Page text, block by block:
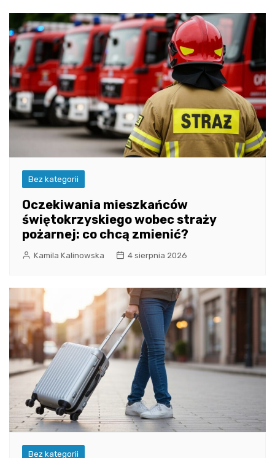
Bez kategorii
Oczekiwania mieszkańców
świętokrzyskiego wobec straży
pożarnej: co chcą zmienić?
Kamila Kalinowska 4 sierpnia 2026
Bez kategorii